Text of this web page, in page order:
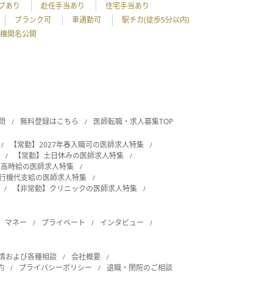
あり 赴任手当あり
住宅手当あり
ブランク可 車通勤可
駅チカ(徒歩5分以内)
関名公開
無料登録はこちら 医師転職・求人募集TOP
【常勤】2027年春入職可の医師求人特集
【常勤】土日休みの医師求人特集
高時給の医師求人特集
機代支給の医師求人特集
【非常勤】クリニックの医師求人特集
マネー プライベート
インタビュー
および各種相談
会社概要
プライバシーポリシー 退職・閉院のご相談